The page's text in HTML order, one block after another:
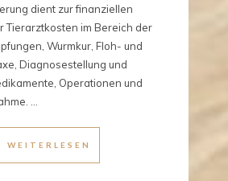
dient zur finanziellen
Tierarztkosten im Bereich der
Wurmkur, Floh- und
Diagnosestellung und
Operationen und
...
WEITERLESEN